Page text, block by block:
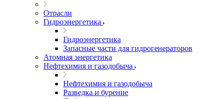
Отрасли
Гидроэнергетика
Гидроэнергетика
Запасные части для гидрогенераторов
Атомная энергетика
Нефтехимия и газодобыча
Нефтехимия и газодобыча
Разведка и бурение